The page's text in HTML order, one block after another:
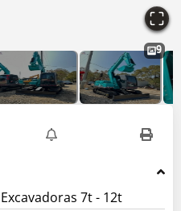
9
Excavadoras 7t - 12t